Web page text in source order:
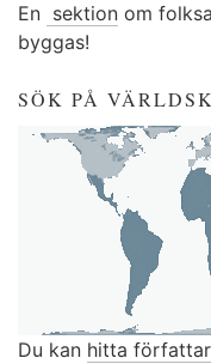
En sektion om
byggas!
SÖK PÅ
Du kan hitta